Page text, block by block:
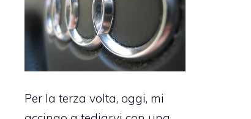
Per la terza volta, oggi, mi